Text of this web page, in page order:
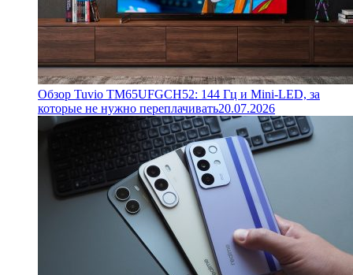
Обзор Tuvio TM65UFGCH52: 144 Гц и Mini-LED, за
которые не нужно переплачивать20.07.2026